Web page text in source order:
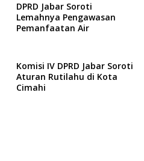
DPRD Jabar Soroti
Lemahnya Pengawasan
Pemanfaatan Air
Komisi IV DPRD Jabar Soroti
Aturan Rutilahu di Kota
Cimahi